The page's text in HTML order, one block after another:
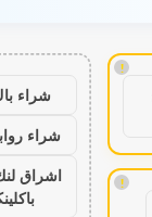
!
!
شراء
شراء
اشراق